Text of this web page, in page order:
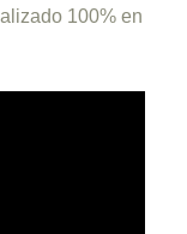
100% en